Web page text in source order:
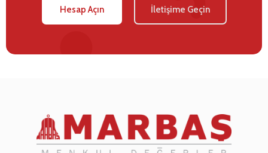
Hesap Açın İletişime Geçin